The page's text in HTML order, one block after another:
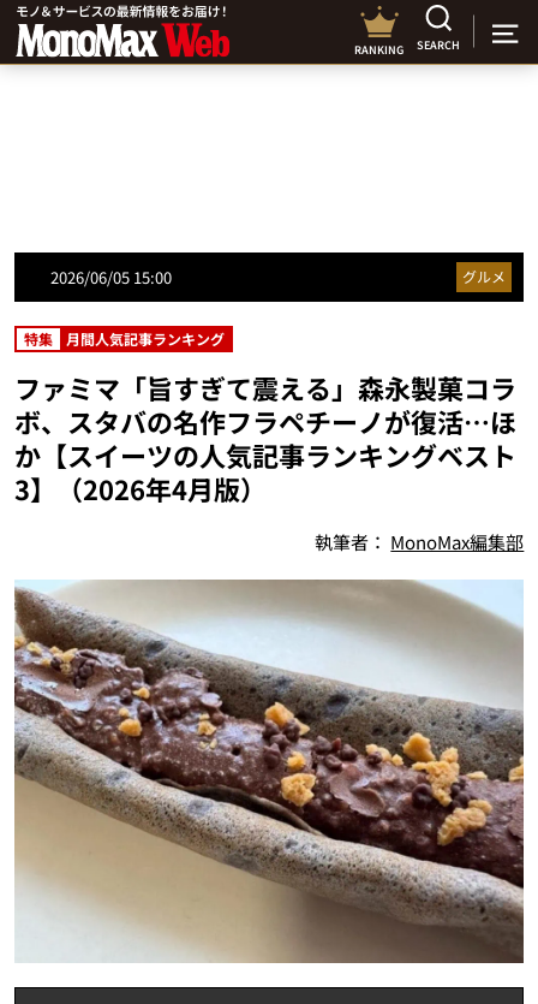
RANKING SEARCH
2026/06/05 15:00 グルメ
特集 月間人気記事ランキング
ファミマ「旨すぎて震える」森永製菓コラ
ボ、スタバの名作フラペチーノが復活…ほ
か【スイーツの人気記事ランキングベスト
3】（2026年4月版）
執筆者： MonoMax編集部